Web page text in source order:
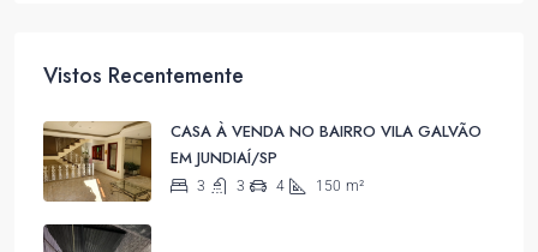
Vistos Recentemente
CASA À VENDA NO BAIRRO VILA GALVÃO
EM JUNDIAÍ/SP
3 3 4 150 m²